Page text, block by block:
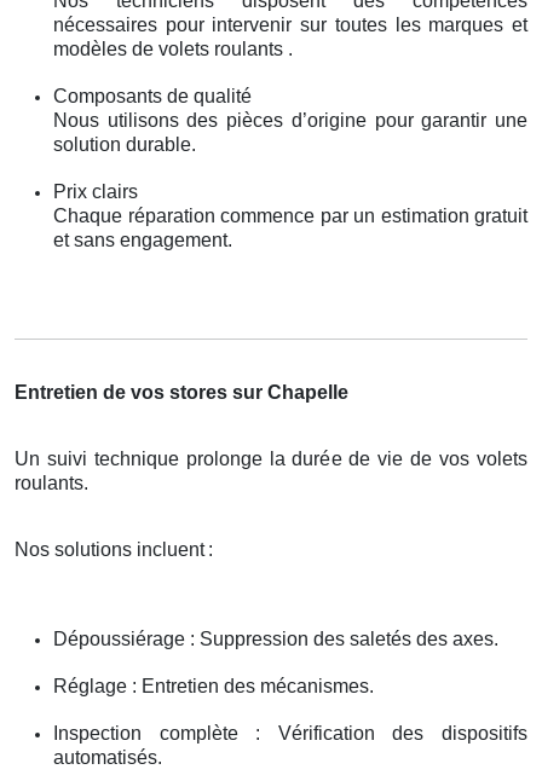
nécessaires pour intervenir sur toutes les marques et
modèles de volets roulants .
Composants de qualité
Nous utilisons des pièces d’origine pour garantir une
solution durable.
Prix clairs
Chaque réparation commence par un estimation gratuit
et sans engagement.
Entretien de vos stores sur Chapelle
Un suivi technique prolonge la durée de vie de vos volets
roulants.
Nos solutions incluent :
Dépoussiérage : Suppression des saletés des axes.
Réglage : Entretien des mécanismes.
Inspection complète : Vérification des dispositifs
automatisés.